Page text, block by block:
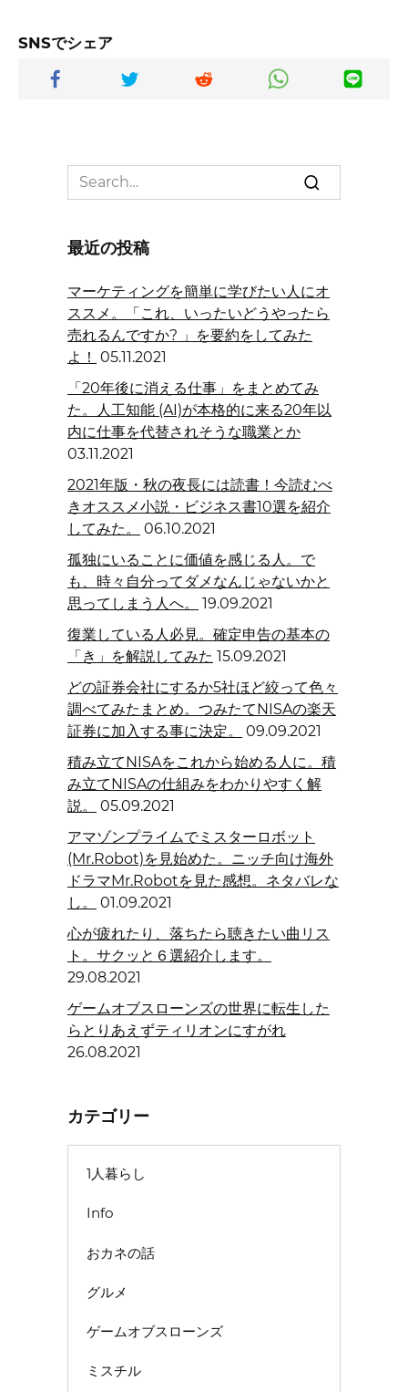
SNSでシェア
Search
for:
最近の投稿
マーケティングを簡単に学びたい人にオ
ススメ。「これ、いったいどうやったら
売れるんですか? 」を要約をしてみた
よ！ 05.11.2021
「20年後に消える仕事」をまとめてみ
た。人工知能 (AI)が本格的に来る20年以
内に仕事を代替されそうな職業とか
03.11.2021
2021年版・秋の夜長には読書！今読むべ
きオススメ小説・ビジネス書10選を紹介
してみた。
06.10.2021
孤独にいることに価値を感じる人。で
も、時々自分ってダメなんじゃないかと
思ってしまう人へ。
19.09.2021
復業している人必見。確定申告の基本の
「き」を解説してみた 15.09.2021
どの証券会社にするか5社ほど絞って色々
調べてみたまとめ。つみたてNISAの楽天
証券に加入する事に決定。
09.09.2021
積み立てNISAをこれから始める人に。積
み立てNISAの仕組みをわかりやすく解
説。
05.09.2021
アマゾンプライムでミスターロボット
(Mr.Robot)を見始めた。ニッチ向け海外
ドラマMr.Robotを見た感想。ネタバレな
し。
01.09.2021
心が疲れたり、落ちたら聴きたい曲リス
ト。サクッと６選紹介します。
29.08.2021
ゲームオブスローンズの世界に転生した
らとりあえずティリオンにすがれ
26.08.2021
カテゴリー
1人暮らし
Info
おカネの話
グルメ
ゲームオブスローンズ
ミスチル